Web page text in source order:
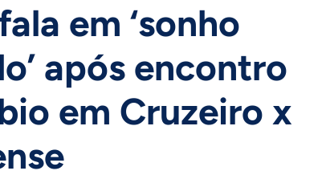
em ‘sonho
após encontro
em Cruzeiro x